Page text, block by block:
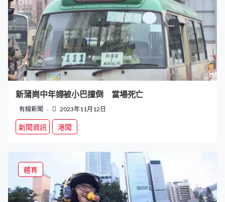
新蒲崗中年婦被小巴撞倒 當場死亡
有線新聞 2023年11月12日
新聞資訊 港聞
體育